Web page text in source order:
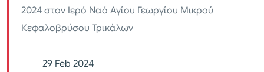
2024 στον Ιερό Ναό Αγίου Γεωργίου Μικρού
Κεφαλοβρύσου Τρικάλων
29 Feb 2024